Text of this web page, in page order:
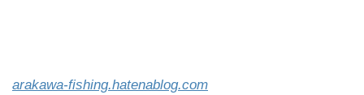
arakawa-fishing.hatenablog.com